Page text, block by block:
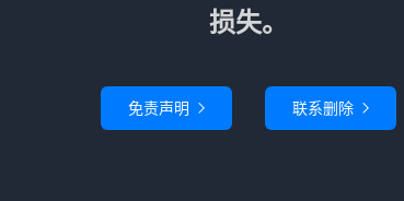
损失。
免责声明  联系删除 